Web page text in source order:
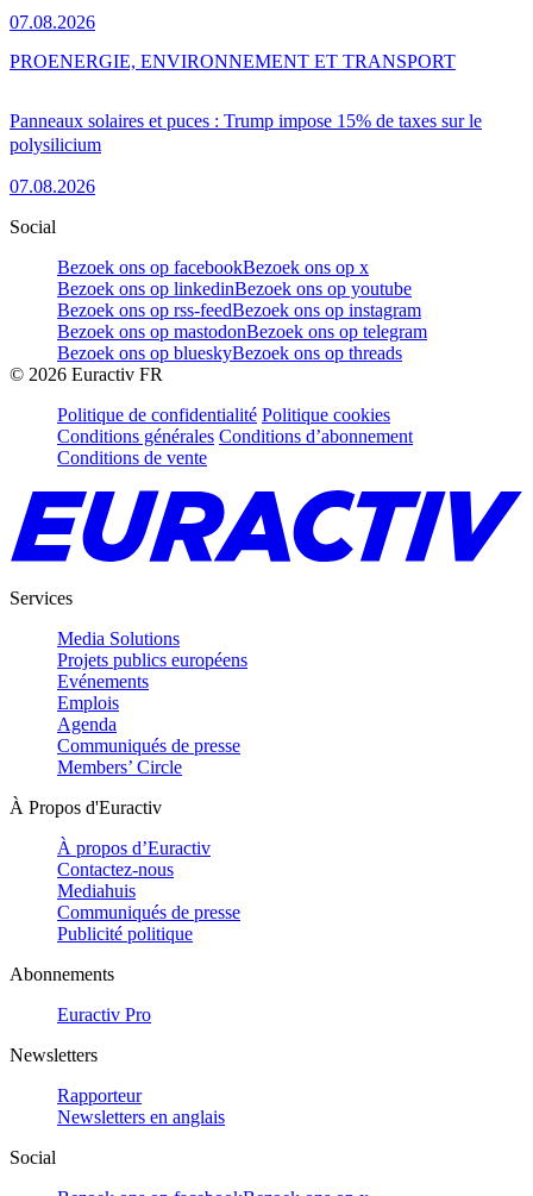
07.08.2026
Panneaux solaires et puces : Trump impose 15% de taxes sur le
polysilicium
07.08.2026
PROENERGIE, ENVIRONNEMENT ET TRANSPORT
Social
Bezoek ons op facebookBezoek ons op x
Bezoek ons op linkedinBezoek ons op youtube
Bezoek ons op rss-feedBezoek ons op instagram
Bezoek ons op mastodonBezoek ons op telegram
Bezoek ons op blueskyBezoek ons op threads
© 2026 Euractiv FR
Politique de confidentialité Politique cookies
Conditions générales Conditions d’abonnement
Conditions de vente
Services
Media Solutions
Projets publics européens
Evénements
Emplois
Agenda
Communiqués de presse
Members’ Circle
À Propos d'Euractiv
À propos d’Euractiv
Contactez-nous
Mediahuis
Communiqués de presse
Publicité politique
Abonnements
Euractiv Pro
Newsletters
Rapporteur
Newsletters en anglais
Social